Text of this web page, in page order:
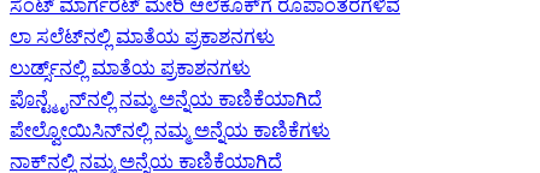
ಸೆಂಟ್ ಮಾರ್ಗರೆಟ್ ಮೇರಿ ಆಲೆಕೊಕ್‌ಗೆ ರೂಪಾಂತರಗಳಿವೆ
ಲಾ ಸಲೆಟ್‌ನಲ್ಲಿ ಮಾತೆಯ ಪ್ರಕಾಶನಗಳು
ಲುರ್ಡ್ಸ್‌ನಲ್ಲಿ ಮಾತೆಯ ಪ್ರಕಾಶನಗಳು
ಪೊನ್ಟ್ಮೈನ್‌ನಲ್ಲಿ ನಮ್ಮ ಅನ್ನೆಯ ಕಾಣಿಕೆಯಾಗಿದೆ
ಪೇಲ್ವೋಯಿಸಿನ್‌ನಲ್ಲಿ ನಮ್ಮ ಅನ್ನೆಯ ಕಾಣಿಕೆಗಳು
ನಾಕ್‌ನಲ್ಲಿ ನಮ್ಮ ಅನ್ನೆಯ ಕಾಣಿಕೆಯಾಗಿದೆ